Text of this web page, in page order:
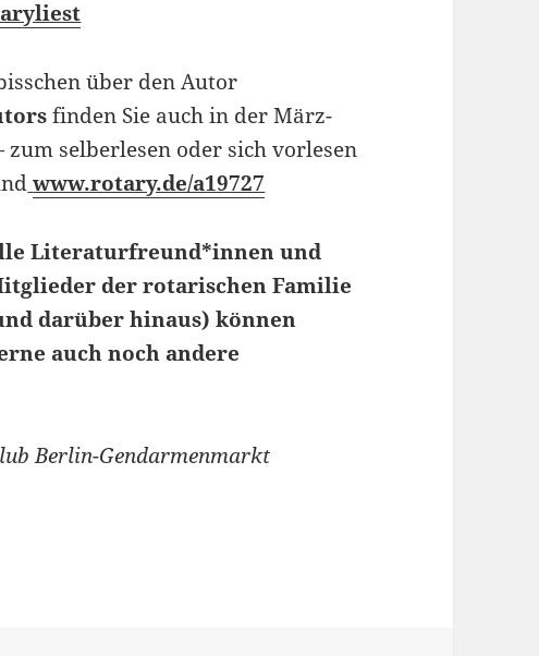
über den Autor
finden Sie auch in der März-
selberlesen oder sich vorlesen
www.rotary.de/a19727
Literaturfreund*innen und
der rotarischen Familie
darüber hinaus) können
auch noch andere
Berlin-Gendarmenmarkt